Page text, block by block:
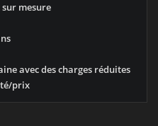
sur mesure
avec des charges réduites
prix